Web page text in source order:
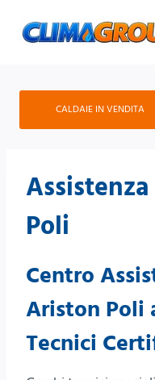
CALDAIE IN VENDITA
Poli
Centro
Ariston Poli
Tecnici